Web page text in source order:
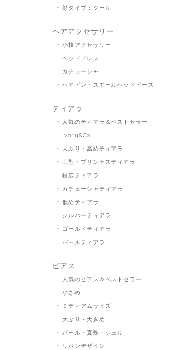
顔タイプ：クール
ヘアアクセサリー
小枝アクセサリー
ヘッドドレス
カチューシャ
ヘアピン・スモールヘッドピース
ティアラ
人気のティアラ＆ベストセラー
Ivory&Co.
大ぶり・高めティアラ
山型・プリンセスティアラ
幅広ティアラ
カチューシャティアラ
低めティアラ
シルバーティアラ
ゴールドティアラ
パールティアラ
ピアス
人気のピアス＆ベストセラー
小さめ
ミディアムサイズ
大ぶり・大きめ
パール・真珠・シェル
リボンデザイン